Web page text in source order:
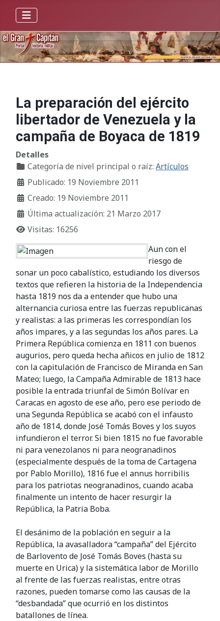
La preparación del ejército
libertador de Venezuela y la
campaña de Boyaca de 1819
Detalles
Categoría de nivel principal o raíz: Artículos
Publicado: 19 Noviembre 2011
Creado: 19 Noviembre 2011
Última actualización: 21 Marzo 2017
Visitas: 16256
Aun con el
riesgo de
sonar un poco cabalístico, estudiando los diversos
textos que refieren la historia de la Independencia
hasta 1819 nos da a entender que hubo una
alternancia curiosa entre las fuerzas republicanas
y realistas: a las primeras les correspondían los
años impares, y a las segundas los años pares. La
Primera República comienza en 1811 con buenos
augurios, pero queda hecha añicos en julio de 1812
con la capitulación de Francisco de Miranda en San
Mateo; luego, la Campaña Admirable de 1813 hace
posible la entrada triunfal de Simón Bolívar en
Caracas en agosto de ese año, pero ese periodo de
una Segunda República se acabó con el infausto
año de 1814, donde José Tomás Boves y los suyos
infundieron el terror. Si bien 1815 no fue favorable
ni para venezolanos ni para neogranadinos
(especialmente después de la toma de Cartagena
por Pablo Morillo), 1816 fue el annus horribilis
para los patriotas neogranadinos, cuando acaba
finalmente un intento de hacer resurgir la
República, la Patria Boba.
El desánimo de la población en seguir a la
República, la avasalladora “campaña” del Ejército
de Barlovento de José Tomás Boves (hasta su
muerte en Urica) y la sistemática labor de Morillo
al frente de las fuerzas realistas, entre otras
razones, pueden tomarse como las causas de la
“desbandada” que ocurrió en los distintos
batallones de línea.